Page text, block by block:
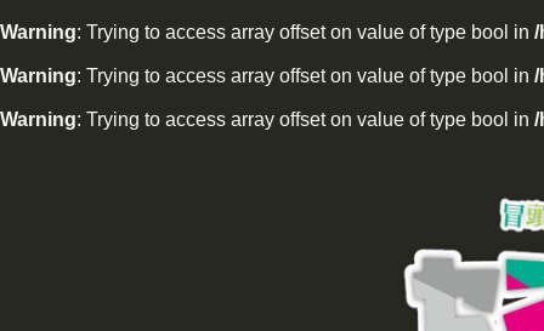
Warning: Trying to access array offset on value of type bool in /
Warning: Trying to access array offset on value of type bool in /
Warning: Trying to access array offset on value of type bool in /